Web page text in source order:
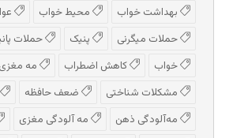
بهداشت خواب
محیط خواب
حملات میگرنی
پنیک حملات
خواب
کاهش اضطراب مه مغزی
مشکلات شناختی
ضعف حافظه
مه‌آلودگی ذهن
مه‌ آلودگی مغزی